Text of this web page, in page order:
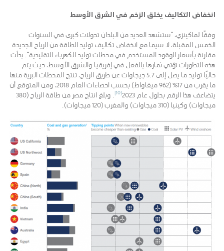
انخفاض التكاليف يخلق الزخم في الشرق الأوسط
وفقًا لماكينزي، “ستشهد العديد من البلدان تحولات كبرى في السنوات
الخمس المقبلة، لا سيما مع انخفاض تكاليف توليد الطاقة من الرياح الجديدة
مقارنة بأسعار الوقود المستخدم في محطات توليد الكهرباء التقليدية”. بدأت
هذه التطورات تؤتي ثمارها بالفعل في إفريقيا والشرق الأوسط، حيث يتم
حاليًا توليد ما يصل إلى 5.7 جيجاوات عن طريق الرياح، تنتج المحطات البرية منها
ما يقرب من 17% (962 ميغاواط) بحسب احصاءات العام 2018، ومن المتوقع أن
يتضاعف هذا الرقم بحلول عام 2023
[10]
. وبلغ انتاج مصر من طاقة الرياح (380
ميجاوات) وكينيا (310 ميجاوات) والمغرب (120 ميجاوات).